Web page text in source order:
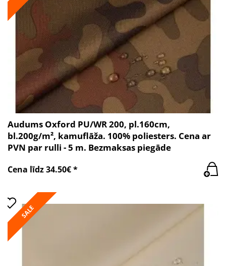
Audums Oxford PU/WR 200, pl.160cm,
bl.200g/m², kamuflāža. 100% poliesters. Cena ar
PVN par rulli - 5 m. Bezmaksas piegāde
Cena līdz 34.50€ *
SALE